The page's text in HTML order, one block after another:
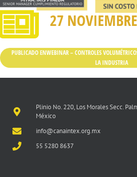
27
PUBLICADO ENWEBINAR – CONTROLES
LA INDUSTRIA
Plinio No. 220, Los Morales Secc.
México
info@canaintex.org.mx
55 5280 8637